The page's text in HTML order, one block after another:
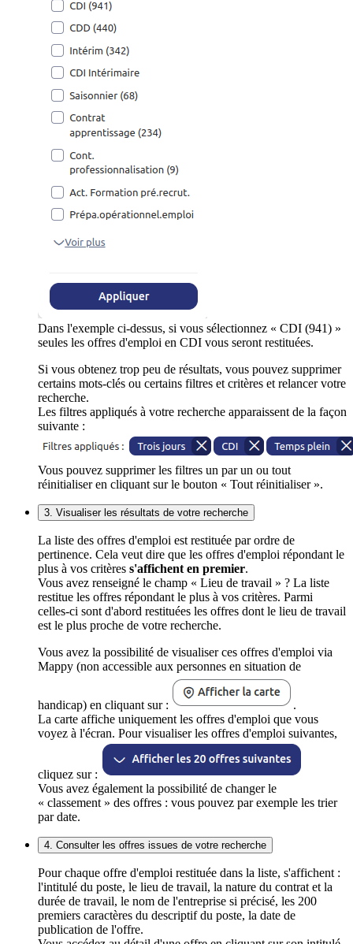
Dans l'exemple ci-dessus, si vous sélectionnez « CDI (941) »
seules les offres d'emploi en CDI vous seront restituées.
Si vous obtenez trop peu de résultats, vous pouvez supprimer
certains mots-clés ou certains filtres et critères et relancer votre
recherche.
Les filtres appliqués à votre recherche apparaissent de la façon
suivante :
Vous pouvez supprimer les filtres un par un ou tout
réinitialiser en cliquant sur le bouton « Tout réinitialiser ».
3. Visualiser les résultats de votre recherche
La liste des offres d'emploi est restituée par ordre de
pertinence. Cela veut dire que les offres d'emploi répondant le
plus à vos critères s'affichent en premier.
Vous avez renseigné le champ « Lieu de travail » ? La liste
restitue les offres répondant le plus à vos critères. Parmi
celles-ci sont d'abord restituées les offres dont le lieu de travail
est le plus proche de votre recherche.
Vous avez la possibilité de visualiser ces offres d'emploi via
Mappy (non accessible aux personnes en situation de
handicap) en cliquant sur :
.
La carte affiche uniquement les offres d'emploi que vous
voyez à l'écran. Pour visualiser les offres d'emploi suivantes,
cliquez sur :
Vous avez également la possibilité de changer le
« classement » des offres : vous pouvez par exemple les trier
par date.
4. Consulter les offres issues de votre recherche
Pour chaque offre d'emploi restituée dans la liste, s'affichent :
l'intitulé du poste, le lieu de travail, la nature du contrat et la
durée de travail, le nom de l'entreprise si précisé, les 200
premiers caractères du descriptif du poste, la date de
publication de l'offre.